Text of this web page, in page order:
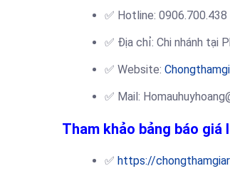
✅ Hotline: 0906.700.438
✅ Địa chỉ: Chi nhánh tại
✅ Website:
✅ Mail:
Tham khảo bảng báo giá
✅ https://